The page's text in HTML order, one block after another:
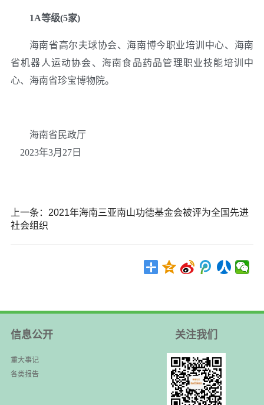
1A等级(5家)
海南省高尔夫球协会、海南博今职业培训中心、海南
省机器人运动协会、海南食品药品管理职业技能培训中
心、海南省珍宝博物院。
海南省民政厅
2023年3月27日
上一条： 2021年海南三亚南山功德基金会被评为全国先进
社会组织
信息公开
重大事记
各类报告
关注我们